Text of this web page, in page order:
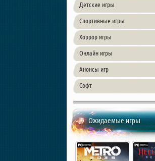
Детские игры
Спортивные игры
Хоррор игры
Онлайн игры
Анонсы игр
Софт
Ожидаемые игры